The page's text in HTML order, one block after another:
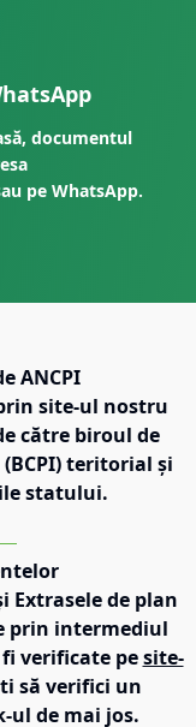
documentul
pe WhatsApp.
ANCPI
site-ul nostru
către biroul de
teritorial și
statului.
Extrasele de plan
prin intermediul
verificate pe site-
să verifici un
ul de mai jos.